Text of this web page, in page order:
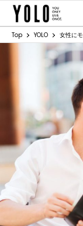
Top YOLO 女性に